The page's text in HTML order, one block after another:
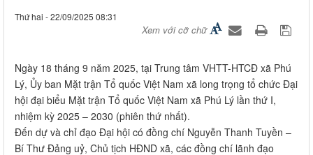
Thứ hai - 22/09/2025 08:31
Xem với cỡ chữ
Ngày 18 tháng 9 năm 2025, tại Trung tâm VHTT-HTCĐ xã Phú
Lý, Ủy ban Mặt trận Tổ quốc Việt Nam xã long trọng tổ chức Đại
hội đại biểu Mặt trận Tổ quốc Việt Nam xã Phú Lý lần thứ I,
nhiệm kỳ 2025 – 2030 (phiên thứ nhất).
Đến dự và chỉ đạo Đại hội có đồng chí Nguyễn Thanh Tuyền –
Bí Thư Đảng uỷ, Chủ tịch HĐND xã, các đồng chí lãnh đạo